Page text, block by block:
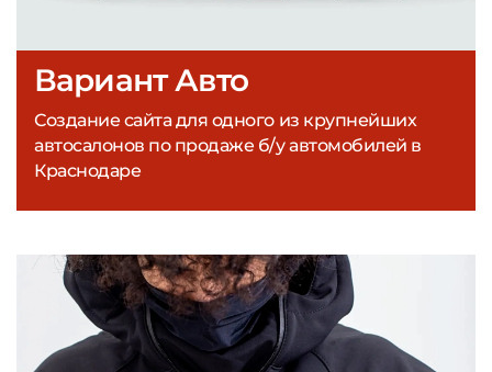
Вариант Авто
Создание сайта для одного из крупнейших
автосалонов по продаже б/у автомобилей в
Краснодаре